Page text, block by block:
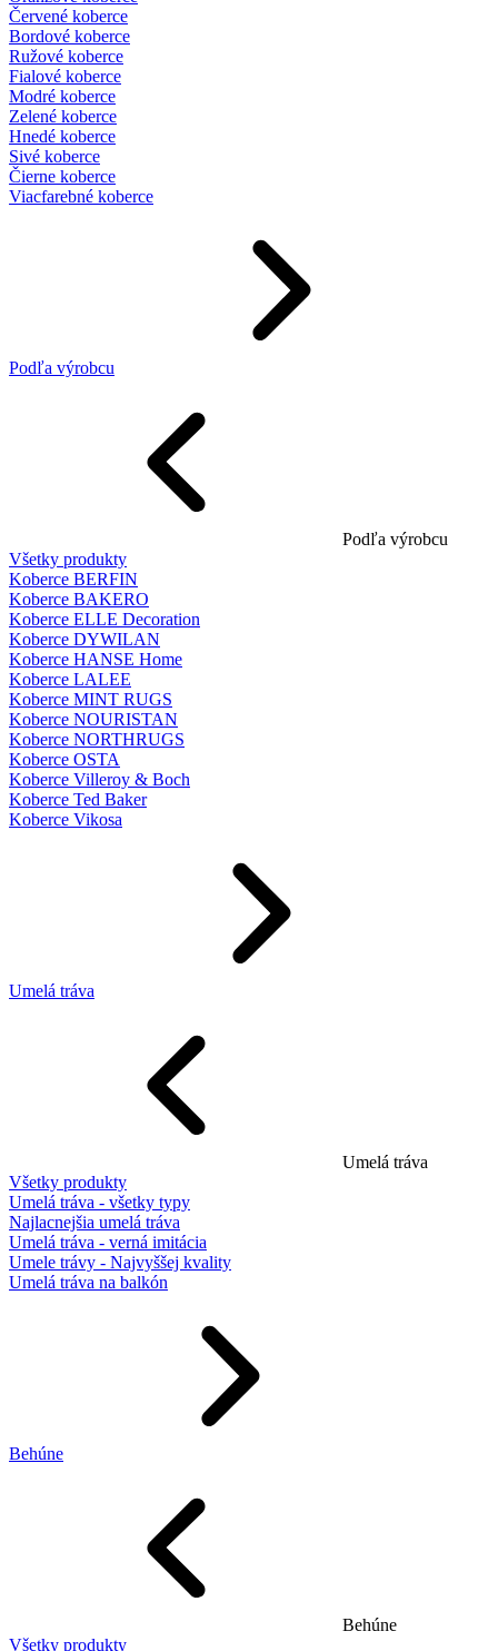
Červené koberce
Bordové koberce
Ružové koberce
Fialové koberce
Modré koberce
Zelené koberce
Hnedé koberce
Sivé koberce
Čierne koberce
Viacfarebné koberce
Podľa výrobcu
Podľa výrobcu
Všetky produkty
Koberce BERFIN
Koberce BAKERO
Koberce ELLE Decoration
Koberce DYWILAN
Koberce HANSE Home
Koberce LALEE
Koberce MINT RUGS
Koberce NOURISTAN
Koberce NORTHRUGS
Koberce OSTA
Koberce Villeroy & Boch
Koberce Ted Baker
Koberce Vikosa
Umelá tráva
Umelá tráva
Všetky produkty
Umelá tráva - všetky typy
Najlacnejšia umelá tráva
Umelá tráva - verná imitácia
Umele trávy - Najvyššej kvality
Umelá tráva na balkón
Behúne
Behúne
Všetky produkty